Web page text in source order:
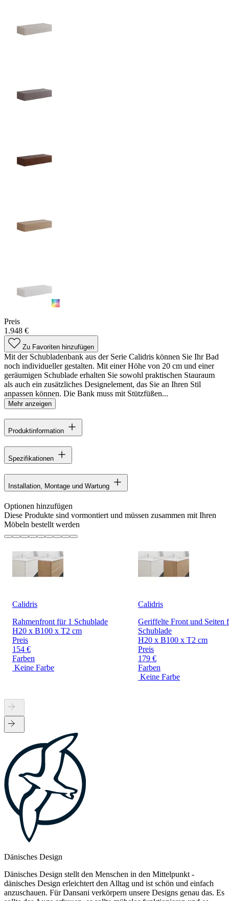
Preis
1.948 €
Zu Favoriten hinzufügen
Mit der Schubladenbank aus der Serie Calidris können Sie Ihr Bad
noch individueller gestalten. Mit einer Höhe von 20 cm und einer
geräumigen Schublade erhalten Sie sowohl praktischen Stauraum
als auch ein zusätzliches Designelement, das Sie an Ihren Stil
anpassen können. Die Bank muss mit Stützfüßen...
Mehr anzeigen
Produktinformation
Spezifikationen
Installation, Montage und Wartung
Optionen hinzufügen
Diese Produkte sind vormontiert und müssen zusammen mit Ihren
Möbeln bestellt werden
Calidris
Rahmenfront für 1 Schublade
H20 x B100 x T2 cm
Preis
154 €
Farben
Keine Farbe
Calidris
Geriffelte Front und Seiten
Schublade
H20 x B100 x T2 cm
Preis
179 €
Farben
Keine Farbe
Dänisches Design
Dänisches Design stellt den Menschen in den Mittelpunkt -
dänisches Design erleichtert den Alltag und ist schön und einfach
anzuschauen. Für Dansani verkörpern unsere Designs genau das. Es